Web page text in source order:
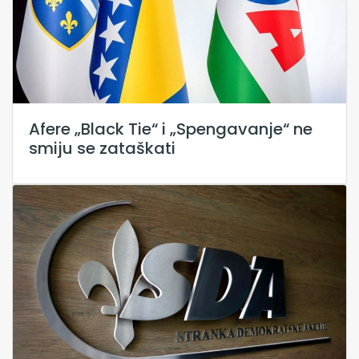
Afere „Black Tie“ i „Spengavanje“ ne
smiju se zataškati